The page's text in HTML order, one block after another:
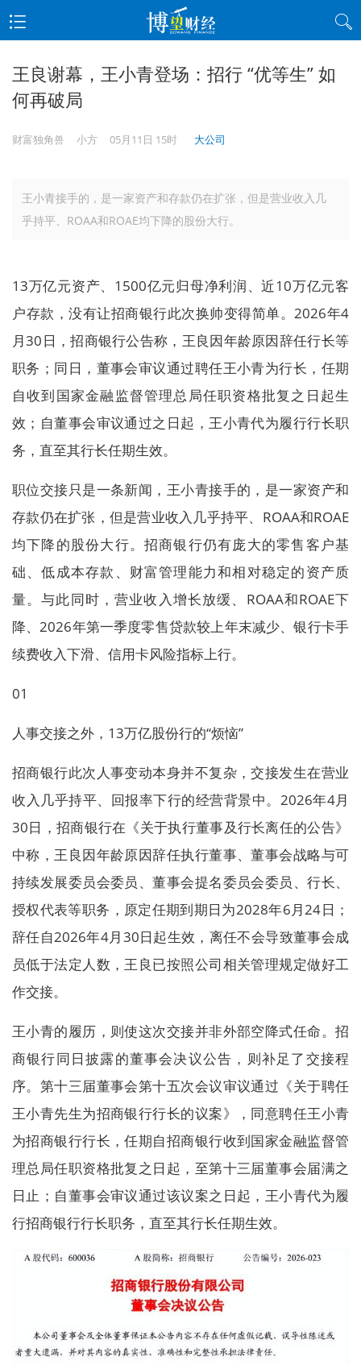
王良谢幕，王小青登场：招行 “优等生” 如
何再破局
财富独角兽 小方 05月11日 15时 大公司
王小青接手的，是一家资产和存款仍在扩张，但是营业收入几
乎持平、ROAA和ROAE均下降的股份大行。
13万亿元资产、1500亿元归母净利润、近10万亿元客
户存款，没有让招商银行此次换帅变得简单。2026年4
月30日，招商银行公告称，王良因年龄原因辞任行长等
职务；同日，董事会审议通过聘任王小青为行长，任期
自收到国家金融监督管理总局任职资格批复之日起生
效；自董事会审议通过之日起，王小青代为履行行长职
务，直至其行长任期生效。
职位交接只是一条新闻，王小青接手的，是一家资产和
存款仍在扩张，但是营业收入几乎持平、ROAA和ROAE
均下降的股份大行。招商银行仍有庞大的零售客户基
础、低成本存款、财富管理能力和相对稳定的资产质
量。与此同时，营业收入增长放缓、ROAA和ROAE下
降、2026年第一季度零售贷款较上年末减少、银行卡手
续费收入下滑、信用卡风险指标上行。
01
人事交接之外，13万亿股份行的“烦恼”
招商银行此次人事变动本身并不复杂，交接发生在营业
收入几乎持平、回报率下行的经营背景中。2026年4月
30日，招商银行在《关于执行董事及行长离任的公告》
中称，王良因年龄原因辞任执行董事、董事会战略与可
持续发展委员会委员、董事会提名委员会委员、行长、
授权代表等职务，原定任期到期日为2028年6月24日；
辞任自2026年4月30日起生效，离任不会导致董事会成
员低于法定人数，王良已按照公司相关管理规定做好工
作交接。
王小青的履历，则使这次交接并非外部空降式任命。招
商银行同日披露的董事会决议公告，则补足了交接程
序。第十三届董事会第十五次会议审议通过《关于聘任
王小青先生为招商银行行长的议案》，同意聘任王小青
为招商银行行长，任期自招商银行收到国家金融监督管
理总局任职资格批复之日起，至第十三届董事会届满之
日止；自董事会审议通过该议案之日起，王小青代为履
行招商银行行长职务，直至其行长任期生效。